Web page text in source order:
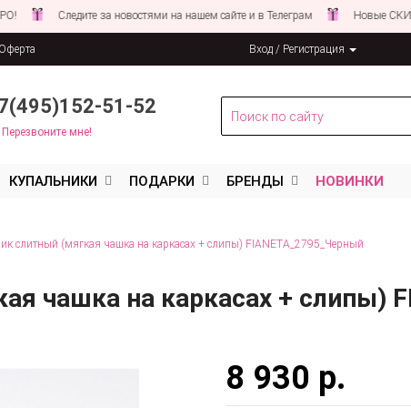
Следите за новостями на нашем сайте и в Телеграм Новые СКИДКИ
Оферта Вход / Регистрация
51-52
Перезвоните мне!
КУПАЛЬНИКИ ПОДАРКИ БРЕНДЫ НОВИНКИ
слитный (мягкая чашка на каркасах + слипы) FIANETA_2795_Черный
чашка на каркасах + слипы)
8 930 р.